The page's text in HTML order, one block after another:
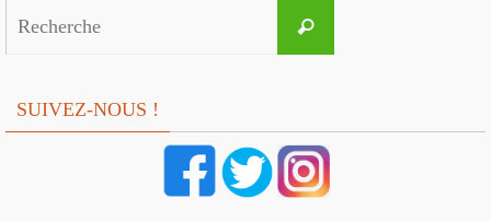
Recherche
SUIVEZ-NOUS !